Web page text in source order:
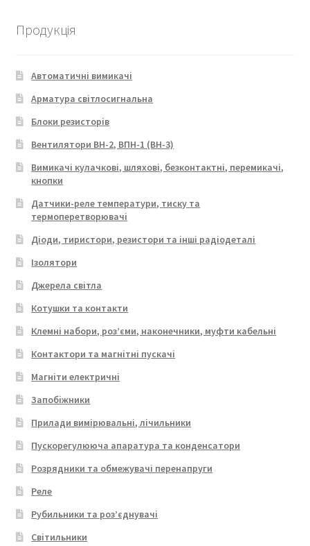
Продукція
Автоматичні вимикачі
Арматура світлосигнальна
Блоки резисторів
Вентилятори ВН-2, ВПН-1 (ВН-3)
Вимикачі кулачкові, шляхові, безконтактні, перемикачі,
кнопки
Датчики-реле температури, тиску та
термоперетворювачі
Діоди, тиристори, резистори та інші радіодеталі
Ізолятори
Джерела світла
Котушки та контакти
Клемні набори, роз’єми, наконечники, муфти кабельні
Контактори та магнітні пускачі
Магніти електричні
Запобіжники
Прилади вимірювальні, лічильники
Пускорегулююча апаратура та конденсатори
Розрядники та обмежувачі перенапруги
Реле
Рубильники та роз’єднувачі
Світильники